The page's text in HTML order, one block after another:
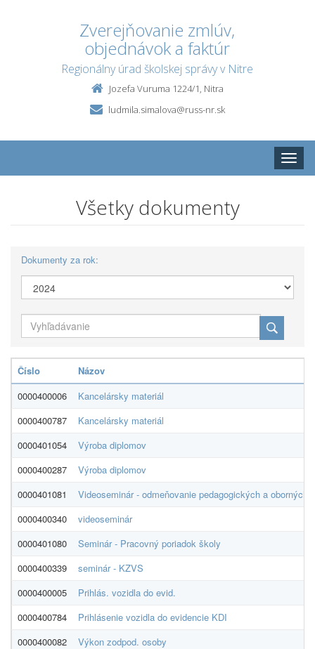
Zverejňovanie zmlúv,
objednávok a faktúr
Regionálny úrad školskej správy v Nitre
Jozefa Vuruma 1224/1, Nitra
ludmila.simalova@russ-nr.sk
Toggle
Všetky dokumenty
Dokumenty za rok:
Číslo
Názov
0000400006
Kancelársky materiál
0000400787
Kancelársky materiál
0000401054
Výroba diplomov
0000400287
Výroba diplomov
0000401081
Videoseminár - odmeňovanie pedagogických a
0000400340
videoseminár
0000401080
Seminár - Pracovný poriadok školy
0000400339
seminár - KZVS
0000400005
Prihlás. vozidla do evid.
0000400784
Prihlásenie vozidla do evidencie KDI
0000400082
Výkon zodpod. osoby